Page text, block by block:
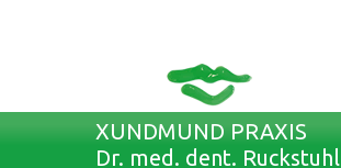
XUNDMUND PRAXIS
Dr. med. dent. Ruckstuhl